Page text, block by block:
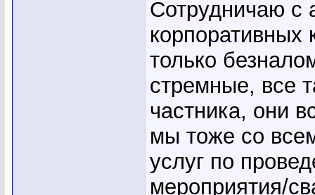
Сотрудничаю с
корпоративных
только
стремные, все
частника, они
мы тоже со
услуг по
мероприятия/